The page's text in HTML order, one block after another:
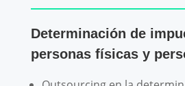
Determinación de
personas físicas y